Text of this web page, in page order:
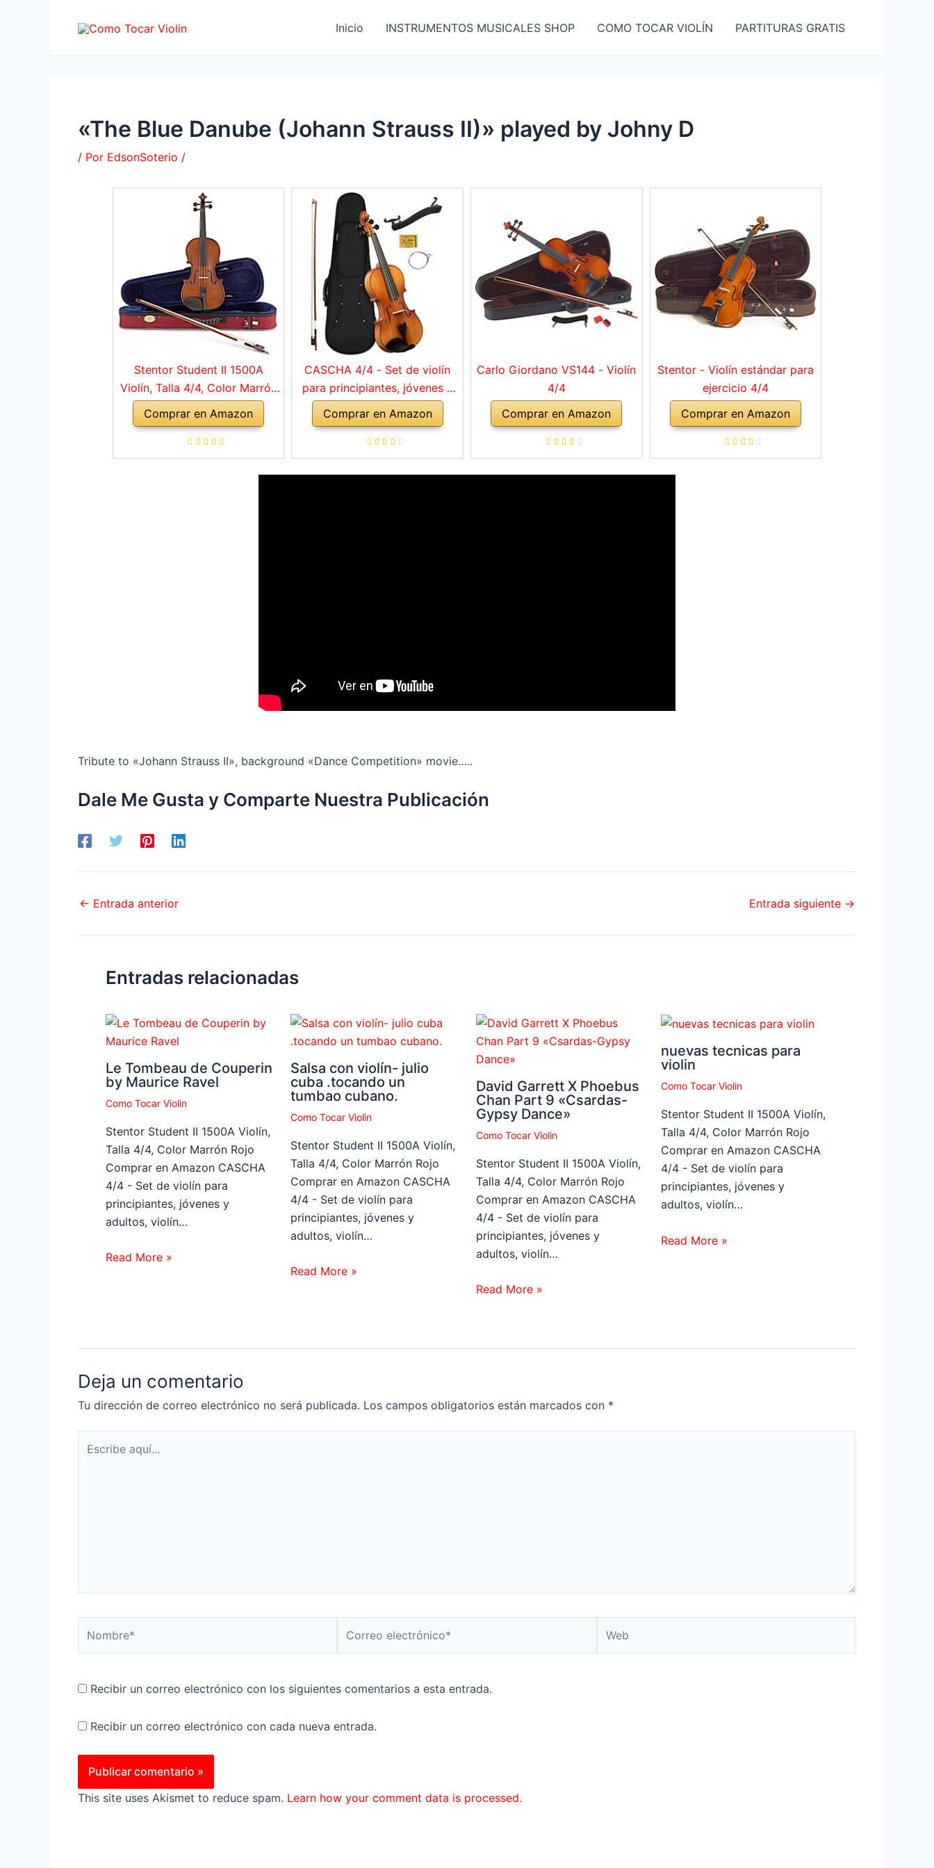
Inicio INSTRUMENTOS MUSICALES SHOP COMO TOCAR VIOLÍN PARTITURAS GRATIS
«The Blue Danube (Johann Strauss II)» played by Johny D
/ Por EdsonSoterio /
Stentor Student II 1500A
Violín, Talla 4/4, Color Marrón
Rojo
Comprar en Amazon
CASCHA 4/4 - Set de violín
para principiantes, jóvenes y
adultos, violín macizo con
arco, colofonia, cuerdas de
repuesto, soporte para
hombro, maletín, abeto natural
Comprar en Amazon
Carlo Giordano VS144 - Violín
4/4
Comprar en Amazon
Stentor - Violín estándar para
ejercicio 4/4
Comprar en Amazon
Tribute to «Johann Strauss II», background «Dance Competition» movie…..
Dale Me Gusta y Comparte Nuestra Publicación
← Entrada anterior Entrada siguiente →
Entradas relacionadas
Le Tombeau de Couperin
by Maurice Ravel
Como Tocar Violin
Stentor Student II 1500A Violín,
Talla 4/4, Color Marrón Rojo
Comprar en Amazon CASCHA
4/4 - Set de violín para
principiantes, jóvenes y
adultos, violín…
Read More »
Salsa con violín- julio
cuba .tocando un
tumbao cubano.
Como Tocar Violin
Stentor Student II 1500A Violín,
Talla 4/4, Color Marrón Rojo
Comprar en Amazon CASCHA
4/4 - Set de violín para
principiantes, jóvenes y
adultos, violín…
Read More »
David Garrett X Phoebus
Chan Part 9 «Csardas-
Gypsy Dance»
Como Tocar Violin
Stentor Student II 1500A Violín,
Talla 4/4, Color Marrón Rojo
Comprar en Amazon CASCHA
4/4 - Set de violín para
principiantes, jóvenes y
adultos, violín…
Read More »
nuevas tecnicas para
violin
Como Tocar Violin
Stentor Student II 1500A Violín,
Talla 4/4, Color Marrón Rojo
Comprar en Amazon CASCHA
4/4 - Set de violín para
principiantes, jóvenes y
adultos, violín…
Read More »
Deja un comentario
Tu dirección de correo electrónico no será publicada. Los campos obligatorios están marcados con *
aquí...
electrónico*
Recibir un correo electrónico con los siguientes comentarios a esta entrada.
Recibir un correo electrónico con cada nueva entrada.
This site uses Akismet to reduce spam. Learn how your comment data is processed.